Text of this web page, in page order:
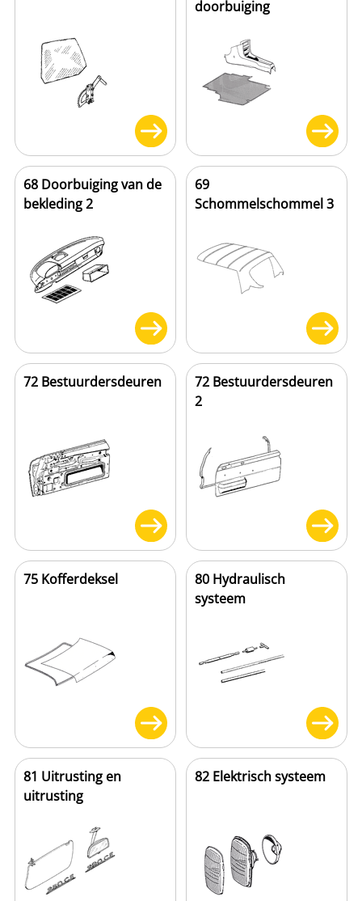
doorbuiging
68 Doorbuiging van de
bekleding 2
69
Schommelschommel 3
72 Bestuurdersdeuren
72 Bestuurdersdeuren
2
75 Kofferdeksel
80 Hydraulisch
systeem
81 Uitrusting en
uitrusting
82 Elektrisch systeem